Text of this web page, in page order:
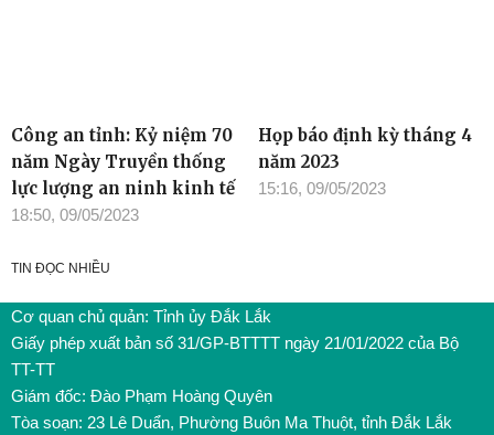
Công an tỉnh: Kỷ niệm 70
năm Ngày Truyền thống
lực lượng an ninh kinh tế
18:50, 09/05/2023
Họp báo định kỳ tháng 4
năm 2023
15:16, 09/05/2023
TIN ĐỌC NHIỀU
Cơ quan chủ quản: Tỉnh ủy Đắk Lắk
Giấy phép xuất bản số 31/GP-BTTTT ngày 21/01/2022 của Bộ
TT-TT
Giám đốc: Đào Phạm Hoàng Quyên
Tòa soạn: 23 Lê Duẩn, Phường Buôn Ma Thuột, tỉnh Đắk Lắk